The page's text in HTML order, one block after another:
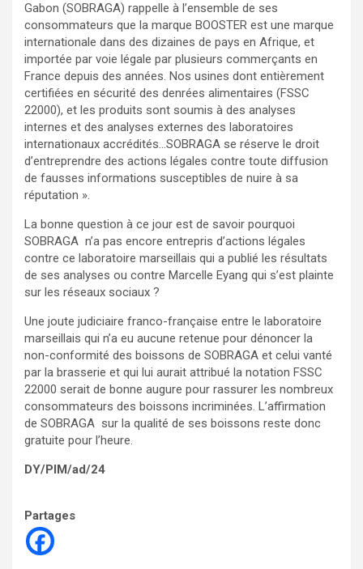
Gabon (SOBRAGA) rappelle à l’ensemble de ses
consommateurs que la marque BOOSTER est une marque
internationale dans des dizaines de pays en Afrique, et
importée par voie légale par plusieurs commerçants en
France depuis des années. Nos usines dont entièrement
certifiées en sécurité des denrées alimentaires (FSSC
22000), et les produits sont soumis à des analyses
internes et des analyses externes des laboratoires
internationaux accrédités…SOBRAGA se réserve le droit
d’entreprendre des actions légales contre toute diffusion
de fausses informations susceptibles de nuire à sa
réputation ».
La bonne question à ce jour est de savoir pourquoi
SOBRAGA n’a pas encore entrepris d’actions légales
contre ce laboratoire marseillais qui a publié les résultats
de ses analyses ou contre Marcelle Eyang qui s’est plainte
sur les réseaux sociaux ?
Une joute judiciaire franco-française entre le laboratoire
marseillais qui n’a eu aucune retenue pour dénoncer la
non-conformité des boissons de SOBRAGA et celui vanté
par la brasserie et qui lui aurait attribué la notation FSSC
22000 serait de bonne augure pour rassurer les nombreux
consommateurs des boissons incriminées. L’affirmation
de SOBRAGA sur la qualité de ses boissons reste donc
gratuite pour l’heure.
DY/PIM/ad/24
Partages